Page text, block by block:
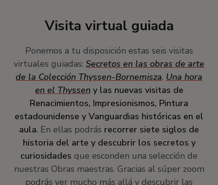
Visita virtual guiada
Ponemos a tu disposición estas seis visitas
virtuales guiadas: Secretos en las obras de arte
de la Colección Thyssen-Bornemisza, Una hora
en el Thysseny las nuevas visitas de
Renacimientos, Impresionismos, Pintura
estadounidense y Vanguardias históricas en el
aula. En ellas podrás recorrer siete siglos de
historia del arte y descubrir los secretos y
curiosidades que esconden una selección de
nuestras Obras maestras. Gracias al súper zoom
podrás ver mucho más allá y descubrir las